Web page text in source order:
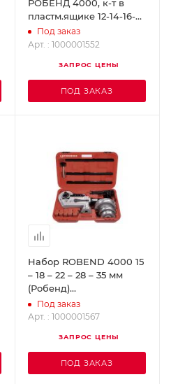
РОБЕНД 4000, к-т в
пластм.ящике 12-14-16-
18-22-28мм
ROTHENBERGER
Под заказ
Арт. : 1000001552
ЗАПРОС ЦЕНЫ
ПОД ЗАКАЗ
Набор ROBEND 4000 15
– 18 – 22 – 28 – 35 мм
(Робенд)
ROTHENBERGER
1000001567
Под заказ
Арт. : 1000001567
ЗАПРОС ЦЕНЫ
ПОД ЗАКАЗ